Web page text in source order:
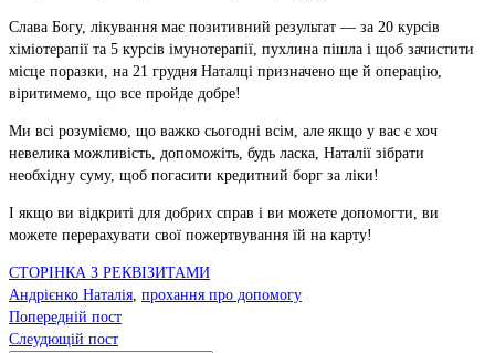
Слава Богу, лікування має позитивний результат — за 20 курсів
хіміотерапії та 5 курсів імунотерапії, пухлина пішла і щоб зачистити
місце поразки, на 21 грудня Наталці призначено ще й операцію,
віритимемо, що все пройде добре!
Ми всі розуміємо, що важко сьогодні всім, але якщо у вас є хоч
невелика можливість, допоможіть, будь ласка, Наталії зібрати
необхідну суму, щоб погасити кредитний борг за ліки!
І якщо ви відкриті для добрих справ і ви можете допомогти, ви
можете перерахувати свої пожертвування їй на карту!
СТОРІНКА З РЕКВІЗИТАМИ
Андрієнко Наталія, прохання про допомогу
Попередній пост
Слеудющій пост